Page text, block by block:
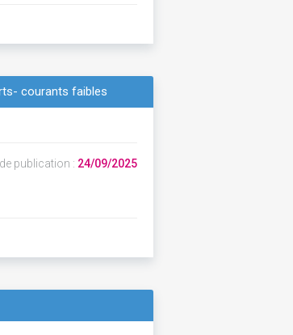
courants faibles
publication : 24/09/2025